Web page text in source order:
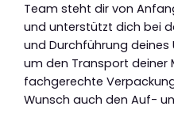
Team steht dir von
und unterstützt dich bei
und Durchführung deines
um den Transport deiner
fachgerechte
Wunsch auch den Auf-